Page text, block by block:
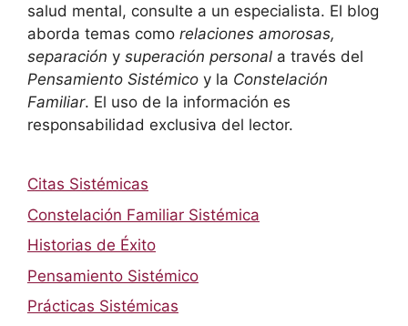
salud mental, consulte a un especialista. El blog
aborda temas como relaciones amorosas,
separación y superación personal a través del
Pensamiento Sistémico y la Constelación
Familiar. El uso de la información es
responsabilidad exclusiva del lector.
Citas Sistémicas
Constelación Familiar Sistémica
Historias de Éxito
Pensamiento Sistémico
Prácticas Sistémicas